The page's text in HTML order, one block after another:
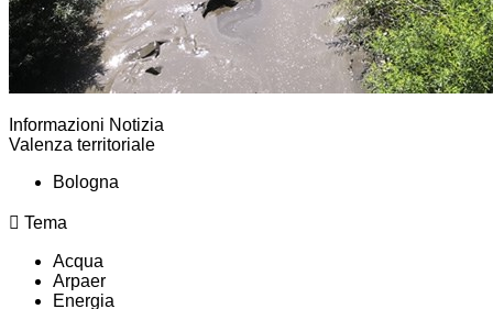
Informazioni Notizia
Valenza territoriale
Bologna
Tema
Acqua
Arpaer
Energia